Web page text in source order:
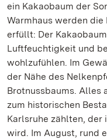
ein Kakaobaum der
Warmhaus werden
erfüllt: Der
Luftfeuchtigkeit und
wohlzufühlen. Im
der Nähe des
Brotnussbaums. Alles
zum historischen
Karlsruhe zählten,
wird. Im August, rund